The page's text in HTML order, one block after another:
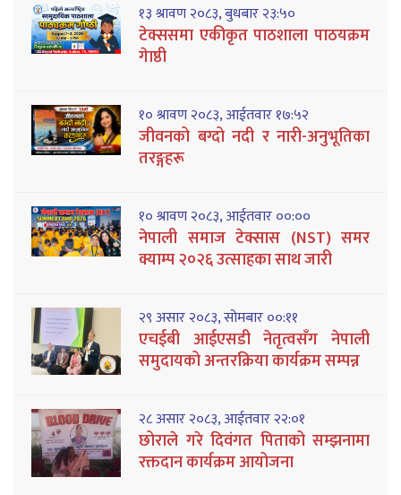
१३ श्रावण २०८३, बुधबार २३:५०
टेक्ससमा एकीकृत पाठशाला पाठयक्रम
गेाष्ठी
१० श्रावण २०८३, आईतवार १७:५२
जीवनको बग्दो नदी र नारी-अनुभूतिका
तरङ्गहरू
१० श्रावण २०८३, आईतवार ००:००
नेपाली समाज टेक्सास (NST) समर
क्याम्प २०२६ उत्साहका साथ जारी
२९ असार २०८३, सोमबार ००:११
एचईबी आईएसडी नेतृत्वसँग नेपाली
समुदायको अन्तरक्रिया कार्यक्रम सम्पन्न
२८ असार २०८३, आईतवार २२:०१
छोराले गरे दिवंगत पिताको सम्झनामा
रक्तदान कार्यक्रम आयोजना